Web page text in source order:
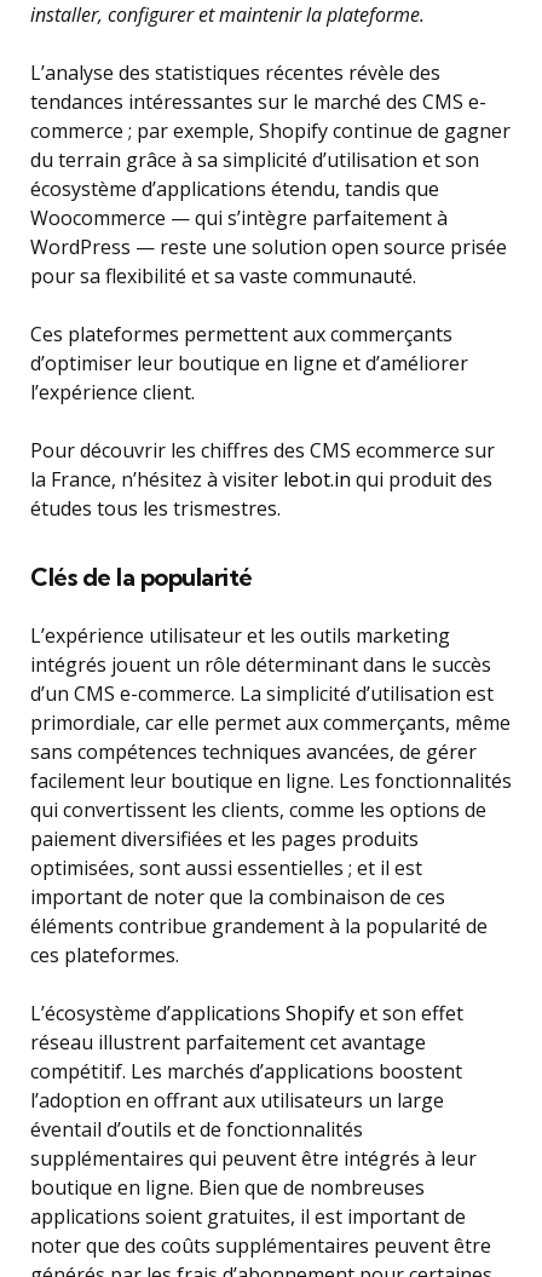
installer, configurer et maintenir la plateforme.
L’analyse des statistiques récentes révèle des
tendances intéressantes sur le marché des CMS e-
commerce ; par exemple, Shopify continue de gagner
du terrain grâce à sa simplicité d’utilisation et son
écosystème d’applications étendu, tandis que
Woocommerce — qui s’intègre parfaitement à
WordPress — reste une solution open source prisée
pour sa flexibilité et sa vaste communauté.
Ces plateformes permettent aux commerçants
d’optimiser leur boutique en ligne et d’améliorer
l’expérience client.
Pour découvrir les chiffres des CMS ecommerce sur
la France, n’hésitez à visiter lebot.in qui produit des
études tous les trismestres.
Clés de la popularité
L’expérience utilisateur et les outils marketing
intégrés jouent un rôle déterminant dans le succès
d’un CMS e-commerce. La simplicité d’utilisation est
primordiale, car elle permet aux commerçants, même
sans compétences techniques avancées, de gérer
facilement leur boutique en ligne. Les fonctionnalités
qui convertissent les clients, comme les options de
paiement diversifiées et les pages produits
optimisées, sont aussi essentielles ; et il est
important de noter que la combinaison de ces
éléments contribue grandement à la popularité de
ces plateformes.
L’écosystème d’applications Shopifyet son effet
réseau illustrent parfaitement cet avantage
compétitif. Les marchés d’applications boostent
l’adoption en offrant aux utilisateurs un large
éventail d’outils et de fonctionnalités
supplémentaires qui peuvent être intégrés à leur
boutique en ligne. Bien que de nombreuses
applications soient gratuites, il est important de
noter que des coûts supplémentaires peuvent être